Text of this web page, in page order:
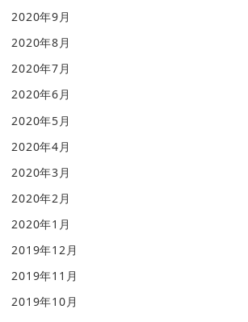
2020年9月
2020年8月
2020年7月
2020年6月
2020年5月
2020年4月
2020年3月
2020年2月
2020年1月
2019年12月
2019年11月
2019年10月